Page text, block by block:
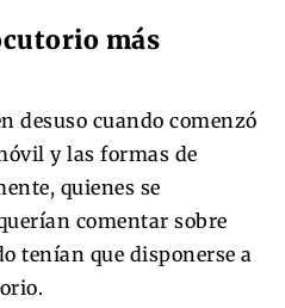
más
desuso cuando comenzó
y las formas de
quienes se
comentar sobre
tenían que disponerse a